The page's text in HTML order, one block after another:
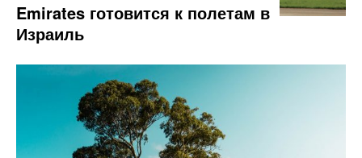
Emirates готовится к полетам в
Израиль